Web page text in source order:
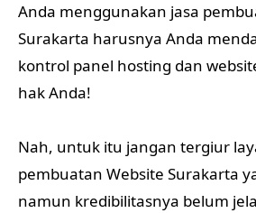
Anda menggunakan jasa
Surakarta harusnya Anda
kontrol panel hosting dan
hak Anda!
Nah, untuk itu jangan tergiur
pembuatan Website Surakarta
namun kredibilitasnya belum